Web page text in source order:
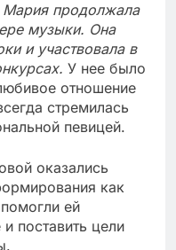
Мария продолжала
музыки. Она
и участвовала в
У нее было
отношение
стремилась
певицей.
оказались
как
ей
поставить цели